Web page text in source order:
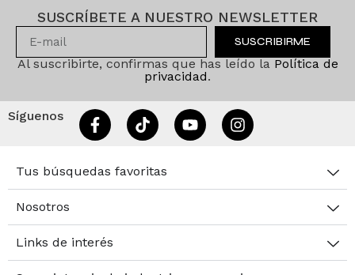
SUSCRÍBETE A NUESTRO NEWSLETTER
SUSCRIBIRME
Al suscribirte, confirmas que has leído la Política de
privacidad.
Síguenos
Tus búsquedas favoritas
Nosotros
Links de interés